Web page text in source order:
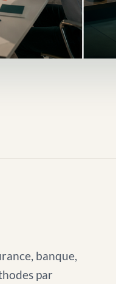
banque,
par